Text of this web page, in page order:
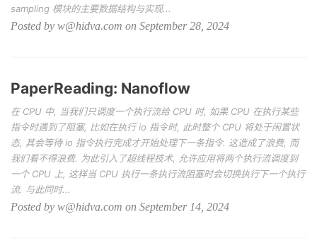
sampling 模块的主要数据结构与实现...
Posted by w@hidva.com on September 28, 2024
PaperReading: Nanoflow
在 CPU 中, 当我们只调度一个执行流给 CPU 时, 如果 CPU 在执行某些
指令时遇到了阻塞, 比如在执行 io 指令时, 此时整个 CPU 将处于闲置状
态, 其会等待 io 指令执行完成才开始处理下一条指令. 这造成了浪费, 而
我们看不得浪费. 为此引入了超线程技术, 允许应用将两个执行流调度到
一个 CPU 上, 这样当 CPU 执行一条执行流阻塞时会切换执行下一个执行
流. 与此同时...
Posted by w@hidva.com on September 14, 2024